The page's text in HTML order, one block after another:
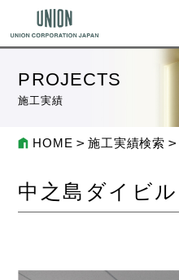
PROJECTS
施工実績
HOME 施工実績検索
中之島ダイビル